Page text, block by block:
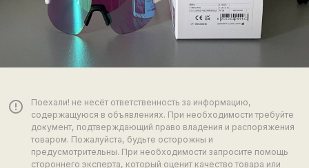
error_outline
Поехали! не несёт ответственность за информацию,
содержащуюся в объявлениях. При необходимости требуйте
документ, подтверждающий право владения и распоряжения
товаром. Пожалуйста, будьте осторожны и
предусмотрительны. При необходимости запросите помощь
стороннего эксперта, который оценит качество товара или